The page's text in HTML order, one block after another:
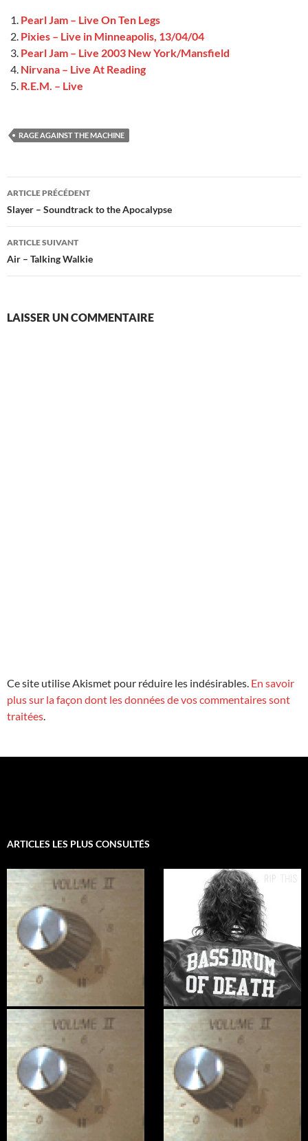
Pearl Jam – Live On Ten Legs
Pixies – Live in Minneapolis, 13/04/04
Pearl Jam – Live 2003 New York/Mansfield
Nirvana – Live At Reading
R.E.M. – Live
RAGE AGAINST THE MACHINE
Navigation
des
articles
ARTICLE PRÉCÉDENT
Slayer – Soundtrack to the Apocalypse
ARTICLE SUIVANT
Air – Talking Walkie
LAISSER UN COMMENTAIRE
Ce site utilise Akismet pour réduire les indésirables. En savoir
plus sur la façon dont les données de vos commentaires sont
traitées.
ARTICLES LES PLUS CONSULTÉS